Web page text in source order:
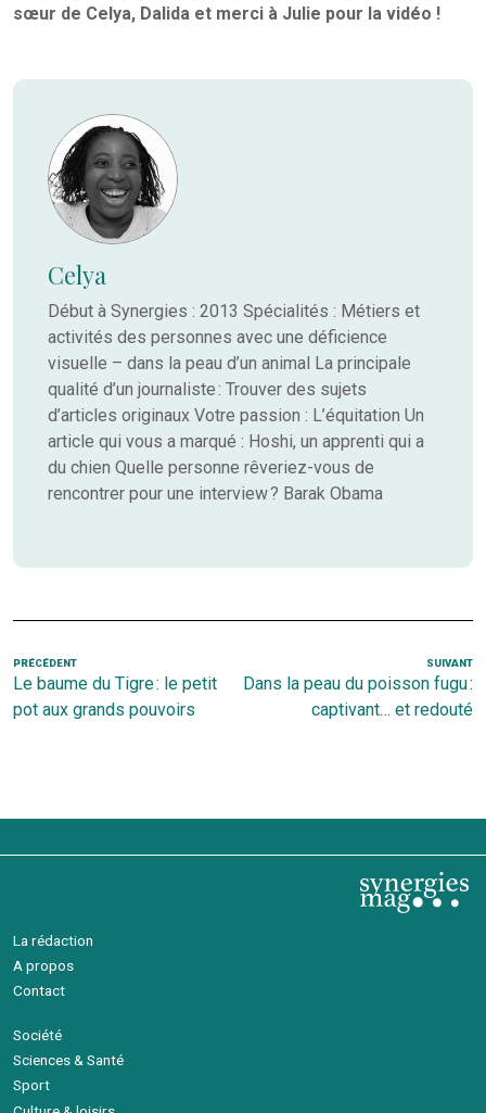
sœur de Celya, Dalida et merci à Julie pour la vidéo !
Celya
Début à Synergies : 2013 Spécialités : Métiers et
activités des personnes avec une déficience
visuelle – dans la peau d’un animal La principale
qualité d’un journaliste : Trouver des sujets
d’articles originaux Votre passion : L’équitation Un
article qui vous a marqué : Hoshi, un apprenti qui a
du chien Quelle personne rêveriez-vous de
rencontrer pour une interview ? Barak Obama
Navigation
de
l’article
Article
précédent
PRÉCÉDENT
Le baume du Tigre : le petit
pot aux grands pouvoirs
SUIVANT
Dans la peau du poisson fugu :
captivant… et redouté
La rédaction
A propos
Contact
Société
Sciences & Santé
Sport